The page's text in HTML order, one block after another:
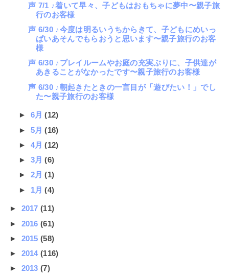
声 7/1 ♪着いて早々、子どもはおもちゃに夢中〜親子旅
行のお客様
声 6/30 ♪今度は明るいうちからきて、子どもにめいっ
ぱいあそんでもらおうと思います〜親子旅行のお客
様
声 6/30 ♪プレイルームやお庭の充実ぶりに、子供達が
あきることがなかったです〜親子旅行のお客様
声 6/30 ♪朝起きたときの一言目が「遊びたい！」でし
た〜親子旅行のお客様
► 6月(12)
► 5月(16)
► 4月(12)
► 3月(6)
► 2月(1)
► 1月(4)
► 2017(11)
► 2016(61)
► 2015(58)
► 2014(116)
► 2013(7)